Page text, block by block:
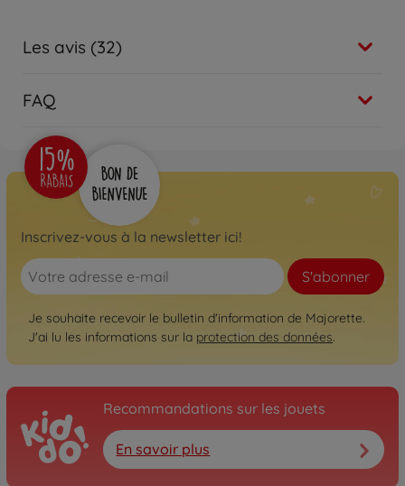
Les avis (32)
FAQ
Inscrivez-vous à la newsletter ici!
S'abonner
Je souhaite recevoir le bulletin d'information de Majorette.
J'ai lu les informations sur la protection des données.
Recommandations sur les jouets
En savoir plus